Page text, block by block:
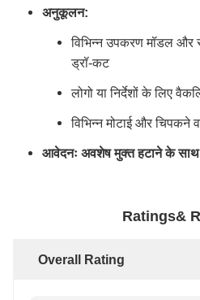
अनुकूलन:
विभिन्न उपकरण मॉडल
ड्रॉ-कट
लोगो या निर्देशों के लिए
विभिन्न मोटाई और चिपकने
आवेदनः अवशेष मुक्त हटाने के
Ratings&
Overall Rating